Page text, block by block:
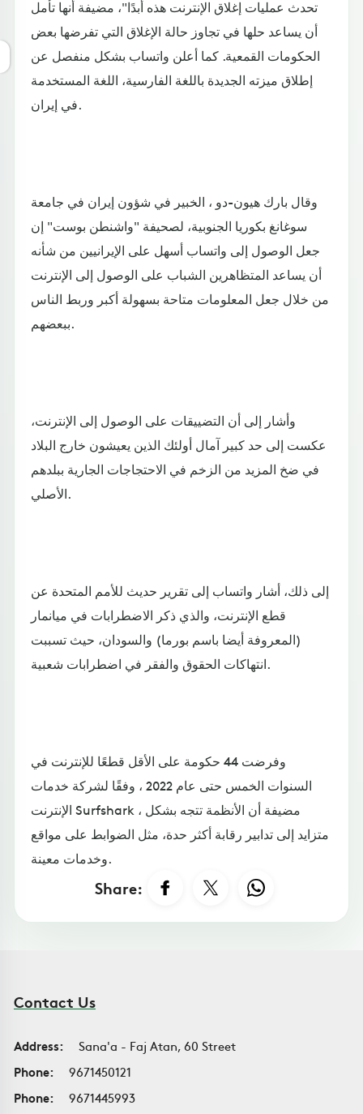
تحدث عمليات إغلاق الإنترنت هذه أبدًا"، مضيفة أنها تأمل
أن يساعد حلها في تجاوز حالة الإغلاق التي تفرضها بعض
الحكومات القمعية. كما أعلن واتساب بشكل منفصل عن
إطلاق ميزته الجديدة باللغة الفارسية، اللغة المستخدمة
في إيران.
وقال بارك هيون-دو ، الخبير في شؤون إيران في جامعة
سوغانغ بكوريا الجنوبية، لصحيفة "واشنطن بوست" إن
جعل الوصول إلى واتساب أسهل على الإيرانيين من شأنه
أن يساعد المتظاهرين الشباب على الوصول إلى الإنترنت
من خلال جعل المعلومات متاحة بسهولة أكبر وربط الناس
ببعضهم.
وأشار إلى أن التضييقات على الوصول إلى الإنترنت،
عكست إلى حد كبير آمال أولئك الذين يعيشون خارج البلاد
في ضخ المزيد من الزخم في الاحتجاجات الجارية ببلدهم
الأصلي.
إلى ذلك، أشار واتساب إلى تقرير حديث للأمم المتحدة عن
قطع الإنترنت، والذي ذكر الاضطرابات في ميانمار
(المعروفة أيضا باسم بورما) والسودان، حيث تسببت
انتهاكات الحقوق والفقر في اضطرابات شعبية.
وفرضت 44 حكومة على الأقل قطعًا للإنترنت في
السنوات الخمس حتى عام 2022 ، وفقًا لشركة خدمات
الإنترنت Surfshark ، مضيفة أن الأنظمة تتجه بشكل
متزايد إلى تدابير رقابة أكثر حدة، مثل الضوابط على مواقع
وخدمات معينة.
Share:
Contact Us
Address:
Sana'a - Faj Atan, 60 Street
Phone:
9671450121
Phone:
9671445993